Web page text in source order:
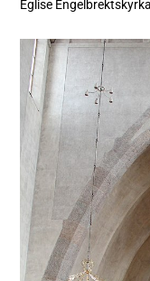
Eglise